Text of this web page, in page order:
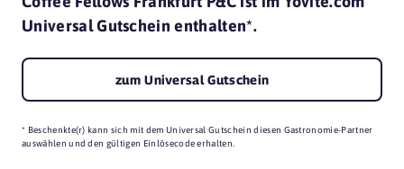
Universal Gutschein enthalten*.
zum Universal Gutschein
* Beschenkte(r) kann sich mit dem Universal Gutschein diesen Gastronomie-Partner
auswählen und den gültigen Einlösecode erhalten.